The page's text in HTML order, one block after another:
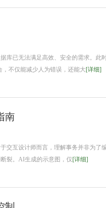
已无法满足高效、安全的需求。此
不仅能减少人为错误，还能大[详细]
南
互设计师而言，理解事务并非为了
裂。AI生成的示意图，仅 [详细]